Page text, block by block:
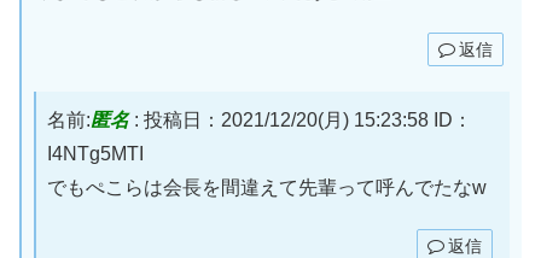
返信
名前:匿名: 投稿日：2021/12/20(月) 15:23:58 ID：
I4NTg5MTI
でもぺこらは会長を間違えて先輩って呼んでたなw
返信